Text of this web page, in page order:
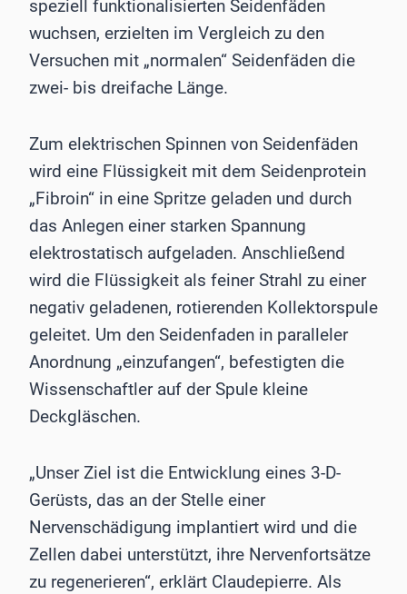
speziell funktionalisierten Seidenfäden
wuchsen, erzielten im Vergleich zu den
Versuchen mit „normalen“ Seidenfäden die
zwei- bis dreifache Länge.
Zum elektrischen Spinnen von Seidenfäden
wird eine Flüssigkeit mit dem Seidenprotein
„Fibroin“ in eine Spritze geladen und durch
das Anlegen einer starken Spannung
elektrostatisch aufgeladen. Anschließend
wird die Flüssigkeit als feiner Strahl zu einer
negativ geladenen, rotierenden Kollektorspule
geleitet. Um den Seidenfaden in paralleler
Anordnung „einzufangen“, befestigten die
Wissenschaftler auf der Spule kleine
Deckgläschen.
„Unser Ziel ist die Entwicklung eines 3-D-
Gerüsts, das an der Stelle einer
Nervenschädigung implantiert wird und die
Zellen dabei unterstützt, ihre Nervenfortsätze
zu regenerieren“, erklärt Claudepierre. Als